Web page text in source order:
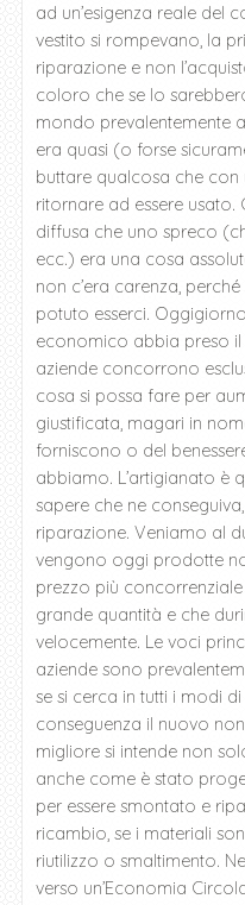
ad un’esigenza reale del
vestito si rompevano, la
riparazione e non
coloro che se lo
mondo prevalentemente
era quasi (o forse
buttare qualcosa che
ritornare ad essere usato.
diffusa che uno spreco
ecc.) era una cosa
non c’era carenza,
potuto esserci.
economico abbia preso
aziende concorrono
cosa si possa fare per
giustificata, magari in
forniscono o del
abbiamo. L’artigianato è
sapere che ne
riparazione. Veniamo al
vengono oggi prodotte
prezzo più
grande quantità e che
velocemente. Le voci
aziende sono
se si cerca in tutti i modi
conseguenza il nuovo
migliore si intende non
anche come è stato
per essere smontato e
ricambio, se i materiali
riutilizzo o smaltimento.
verso un’Economia